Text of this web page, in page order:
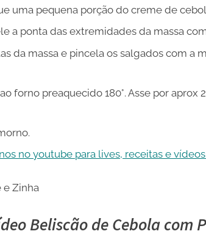
uma pequena porção do creme de
a ponta das extremidades da massa
da massa e pincela os salgados com a
forno preaquecido 180°. Asse por aprox
no youtube para lives, receitas e
e Zinha
Beliscão de Cebola com